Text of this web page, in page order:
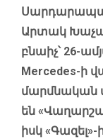
Սարդարապատ
Արտակ
բնաիչ՝ 26-
Mercedes-ի
մարմնական
են
իսկ «Գազել»-